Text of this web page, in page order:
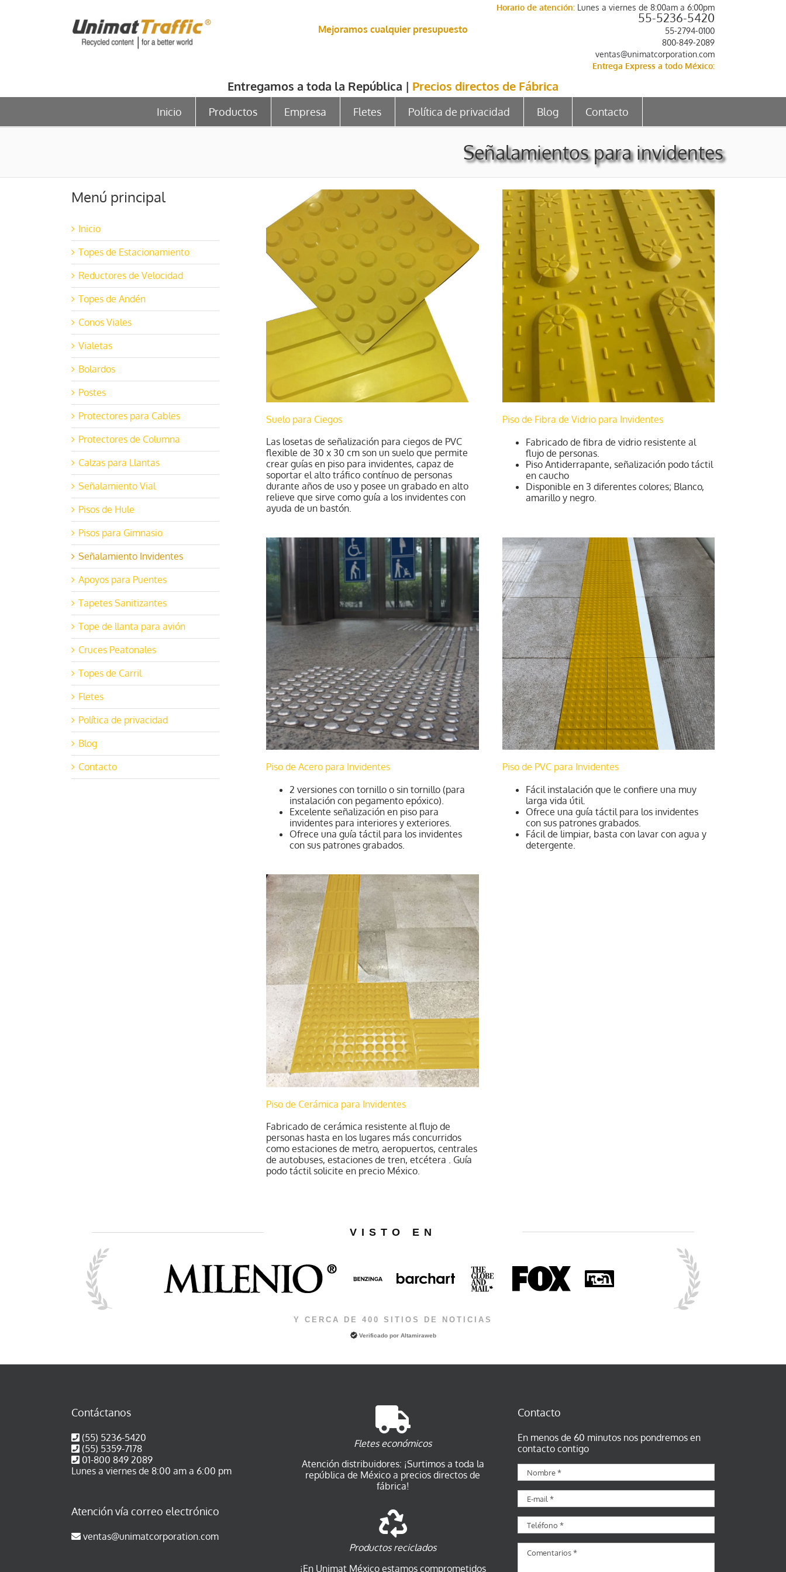
Horario de atención: Lunes a viernes de 8:00am a 6:00pm
55-5236-5420
55-2794-0100
800-849-2089
ventas@unimatcorporation.com
Entrega Express a todo México:
Entregamos a toda la República | Precios directos de Fábrica
Mejoramos cualquier presupuesto
Inicio Productos Empresa Fletes Política de privacidad Blog Contacto
Señalamientos para invidentes
Suelo para Ciegos
Las losetas de señalización para ciegos de PVC
flexible de 30 x 30 cm son un suelo que permite
crear guías en piso para invidentes, capaz de
soportar el alto tráfico contínuo de personas
durante años de uso y posee un grabado en alto
relieve que sirve como guía a los invidentes con
ayuda de un bastón.
Piso de Fibra de Vidrio para Invidentes
Fabricado de fibra de vidrio resistente al
flujo de personas.
Piso Antiderrapante, señalización podo táctil
en caucho
Disponible en 3 diferentes colores; Blanco,
amarillo y negro.
Piso de Acero para Invidentes
2 versiones con tornillo o sin tornillo (para
instalación con pegamento epóxico).
Excelente señalización en piso para
invidentes para interiores y exteriores.
Ofrece una guía táctil para los invidentes
con sus patrones grabados.
Piso de PVC para Invidentes
Fácil instalación que le confiere una muy
larga vida útil.
Ofrece una guía táctil para los invidentes
con sus patrones grabados.
Fácil de limpiar, basta con lavar con agua y
detergente.
Piso de Cerámica para Invidentes
Fabricado de cerámica resistente al flujo de
personas hasta en los lugares más concurridos
como estaciones de metro, aeropuertos, centrales
de autobuses, estaciones de tren, etcétera . Guía
podo táctil solicite en precio México.
Menú principal
Inicio
Topes de Estacionamiento
Reductores de Velocidad
Topes de Andén
Conos Viales
Vialetas
Bolardos
Postes
Protectores para Cables
Protectores de Columna
Calzas para Llantas
Señalamiento Vial
Pisos de Hule
Pisos para Gimnasio
Señalamiento Invidentes
Apoyos para Puentes
Tapetes Sanitizantes
Tope de llanta para avión
Cruces Peatonales
Topes de Carril
Fletes
Política de privacidad
Blog
Contacto
VISTO EN
Y CERCA DE 400 SITIOS DE NOTICIAS
Verificado por Altamiraweb
Contáctanos
(55) 5236-5420
(55) 5359-7178
01-800 849 2089
Lunes a viernes de 8:00 am a 6:00 pm
Atención vía correo electrónico
ventas@unimatcorporation.com
Fletes económicos
Atención distribuidores: ¡Surtimos a toda la
república de México a precios directos de
fábrica!
Productos reciclados
¡En Unimat México estamos comprometidos
Contacto
En menos de 60 minutos nos pondremos en
contacto contigo